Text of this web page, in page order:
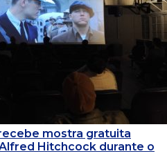
mostra gratuita
Hitchcock durante o